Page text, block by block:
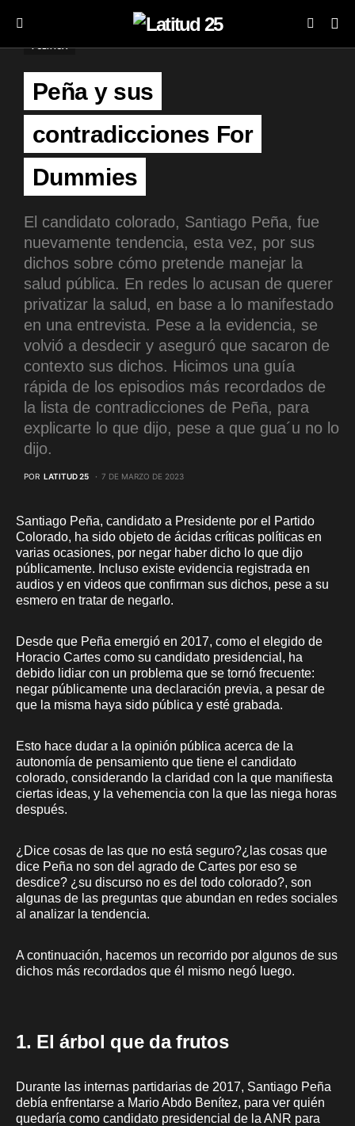
POLÍTICA
Peña y sus
contradicciones For
Dummies
El candidato colorado, Santiago Peña, fue
nuevamente tendencia, esta vez, por sus
dichos sobre cómo pretende manejar la
salud pública. En redes lo acusan de querer
privatizar la salud, en base a lo manifestado
en una entrevista. Pese a la evidencia, se
volvió a desdecir y aseguró que sacaron de
contexto sus dichos. Hicimos una guía
rápida de los episodios más recordados de
la lista de contradicciones de Peña, para
explicarte lo que dijo, pese a que gua´u no lo
dijo.
POR LATITUD 25 7 DE MARZO DE 2023
Santiago Peña, candidato a Presidente por el Partido
Colorado, ha sido objeto de ácidas críticas políticas en
varias ocasiones, por negar haber dicho lo que dijo
públicamente. Incluso existe evidencia registrada en
audios y en videos que confirman sus dichos, pese a su
esmero en tratar de negarlo.
Desde que Peña emergió en 2017, como el elegido de
Horacio Cartes como su candidato presidencial, ha
debido lidiar con un problema que se tornó frecuente:
negar públicamente una declaración previa, a pesar de
que la misma haya sido pública y esté grabada.
Esto hace dudar a la opinión pública acerca de la
autonomía de pensamiento que tiene el candidato
colorado, considerando la claridad con la que manifiesta
ciertas ideas, y la vehemencia con la que las niega horas
después.
¿Dice cosas de las que no está seguro?¿las cosas que
dice Peña no son del agrado de Cartes por eso se
desdice? ¿su discurso no es del todo colorado?, son
algunas de las preguntas que abundan en redes sociales
al analizar la tendencia.
A continuación, hacemos un recorrido por algunos de sus
dichos más recordados que él mismo negó luego.
1. El árbol que da frutos
Durante las internas partidarias de 2017, Santiago Peña
debía enfrentarse a Mario Abdo Benítez, para ver quién
quedaría como candidato presidencial de la ANR para